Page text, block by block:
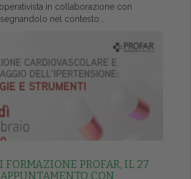
in collaborazione con
nel contesto...
FORMAZIONE PROFAR, IL 27
CON